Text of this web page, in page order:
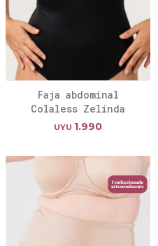
Faja abdominal
Colaless Zelinda
UYU 1.990